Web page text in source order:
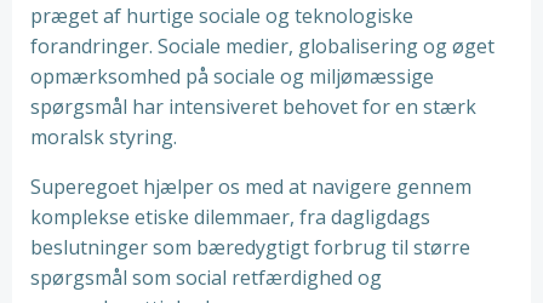
præget af hurtige sociale og teknologiske
forandringer. Sociale medier, globalisering og øget
opmærksomhed på sociale og miljømæssige
spørgsmål har intensiveret behovet for en stærk
moralsk styring.
Superegoet hjælper os med at navigere gennem
komplekse etiske dilemmaer, fra dagligdags
beslutninger som bæredygtigt forbrug til større
spørgsmål som social retfærdighed og